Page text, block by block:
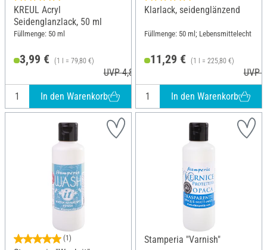
KREUL Acryl
Seidenglanzlack, 50 ml
Füllmenge: 50 ml
3,99 € (1 l = 79,80 €)
UVP 4,85 €
In den Warenkorb
Klarlack, seidenglänzend
Füllmenge: 50 ml; Lebensmittelecht
11,29 € (1 l = 225,80 €)
UVP
In den Warenkorb
(1) Stamperia "Varnish"